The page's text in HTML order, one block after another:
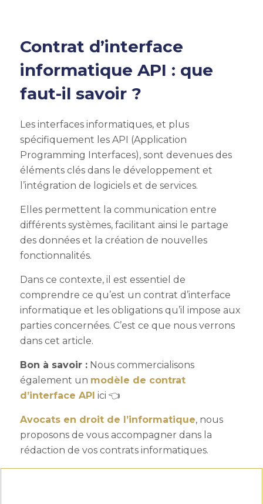
Contrat d’interface
informatique API : que
faut-il savoir ?
Les interfaces informatiques, et plus
spécifiquement les API (Application
Programming Interfaces), sont devenues des
éléments clés dans le développement et
l’intégration de logiciels et de services.
Elles permettent la communication entre
différents systèmes, facilitant ainsi le partage
des données et la création de nouvelles
fonctionnalités.
Dans ce contexte, il est essentiel de
comprendre ce qu’est un contrat d’interface
informatique et les obligations qu’il impose aux
parties concernées. C’est ce que nous verrons
dans cet article.
Bon à savoir :Nous commercialisons
également un modèle de contrat
d’interface API ici 👈
Avocats en droit de l’informatique, nous
proposons de vous accompagner dans la
rédaction de vos contrats informatiques.